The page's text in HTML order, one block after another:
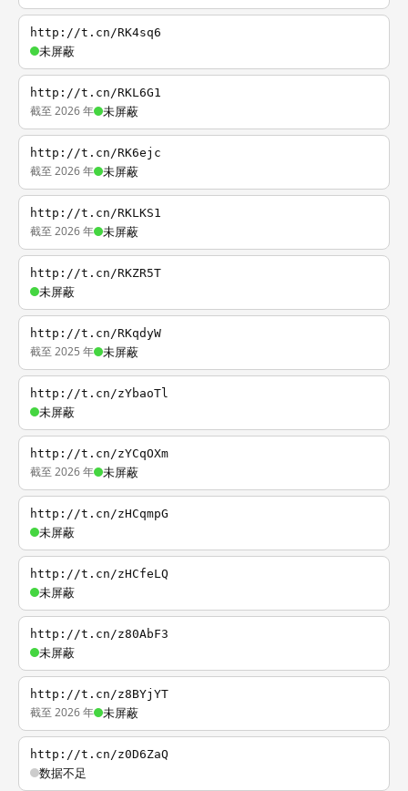
http://t.cn/RK4sq6
未屏蔽
http://t.cn/RKL6G1
截至 2026 年 未屏蔽
http://t.cn/RK6ejc
截至 2026 年 未屏蔽
http://t.cn/RKLKS1
截至 2026 年 未屏蔽
http://t.cn/RKZR5T
未屏蔽
http://t.cn/RKqdyW
截至 2025 年 未屏蔽
http://t.cn/zYbaoTl
未屏蔽
http://t.cn/zYCqOXm
截至 2026 年 未屏蔽
http://t.cn/zHCqmpG
未屏蔽
http://t.cn/zHCfeLQ
未屏蔽
http://t.cn/z80AbF3
未屏蔽
http://t.cn/z8BYjYT
截至 2026 年 未屏蔽
http://t.cn/z0D6ZaQ
数据不足